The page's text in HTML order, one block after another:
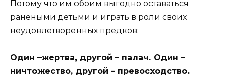
Потому что им обоим выгодно оставаться
ранеными детьми и играть в роли своих
неудовлетворенных предков:
Один –жертва, другой – палач. Один –
ничтожество, другой – превосходство.